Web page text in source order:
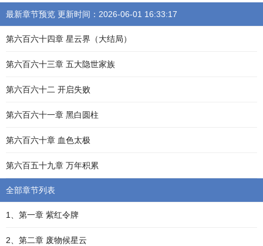
最新章节预览 更新时间：2026-06-01 16:33:17
第六百六十四章 星云界（大结局）
第六百六十三章 五大隐世家族
第六百六十二 开启失败
第六百六十一章 黑白圆柱
第六百六十章 血色太极
第六百五十九章 万年积累
全部章节列表
1、第一章 紫红令牌
2、第二章 废物候星云